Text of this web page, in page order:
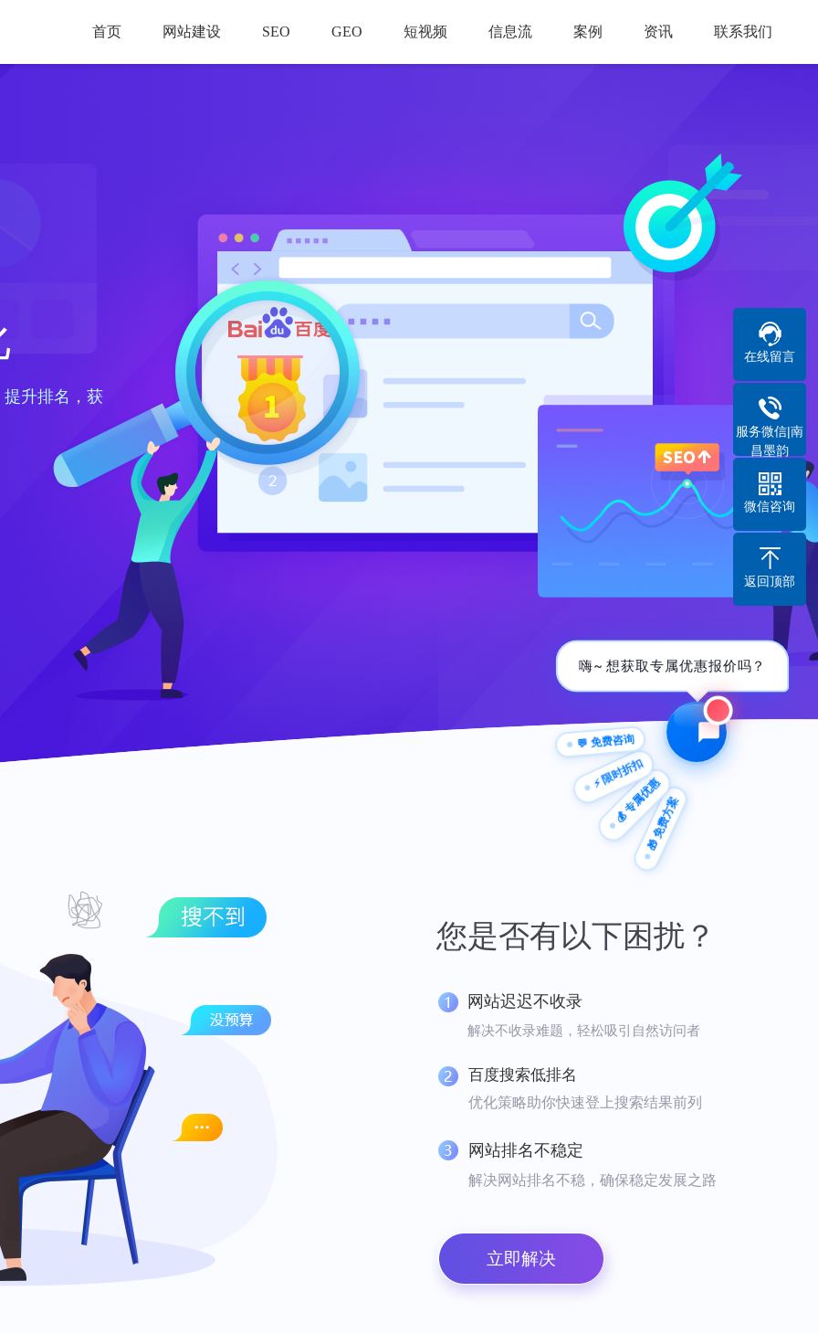
首页 网站建设 SEO GEO 短视频 信息流 案例 资讯 联系我们
升排名，获
您是否有以下困扰？
网站迟迟不收录
解决不收录难题，轻松吸引自然访问者
百度搜索低排名
优化策略助你快速登上搜索结果前列
网站排名不稳定
解决网站排名不稳，确保稳定发展之路
立即解决
在线留言
服务微信|南
昌墨韵
微信咨询
返回顶部
🎁 免费方案
💰 专属优惠
⚡ 限时折扣
💬 免费咨询
嗨~ 想获取专属优惠|